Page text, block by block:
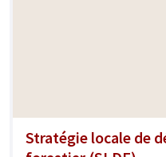
Stratégie locale de